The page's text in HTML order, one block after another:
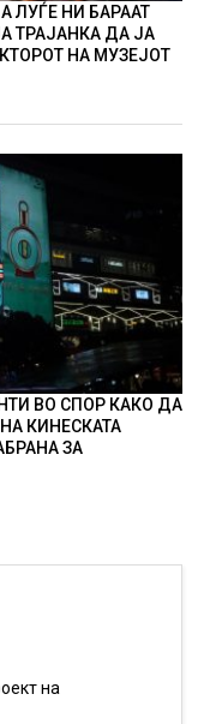
ЛУЃЕ НИ БАРААТ
ТРАЈАНКА ДА ЈА
НА МУЗЕЈОТ
ВО СПОР КАКО ДА
КИНЕСКАТА
ЗА
на